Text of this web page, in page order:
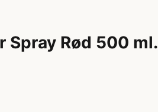
Spray Rød 500 ml.